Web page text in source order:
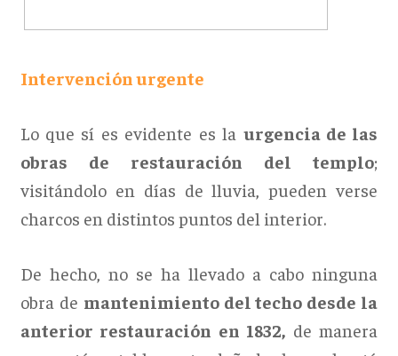
Intervención urgente
Lo que sí es evidente es la urgencia de las
obras de restauración del templo;
visitándolo en días de lluvia, pueden verse
charcos en distintos puntos del interior.
De hecho, no se ha llevado a cabo ninguna
obra de mantenimiento del techo desde la
anterior restauración en 1832, de manera